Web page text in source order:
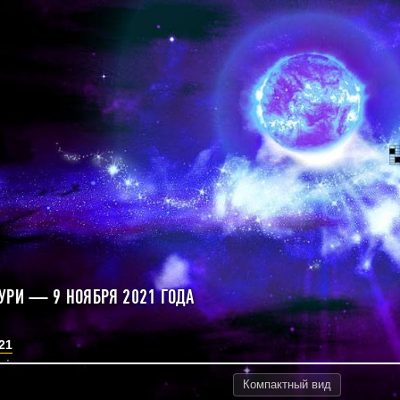
— 9 НОЯБРЯ 2021 ГОДА
Компактный вид